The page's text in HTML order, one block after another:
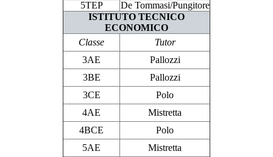
5TEP
De Tommasi/Pungitore
ISTITUTO TECNICO
ECONOMICO
Classe
Tutor
3AE
Pallozzi
3BE
Pallozzi
3CE
Polo
4AE
Mistretta
4BCE
Polo
5AE
Mistretta